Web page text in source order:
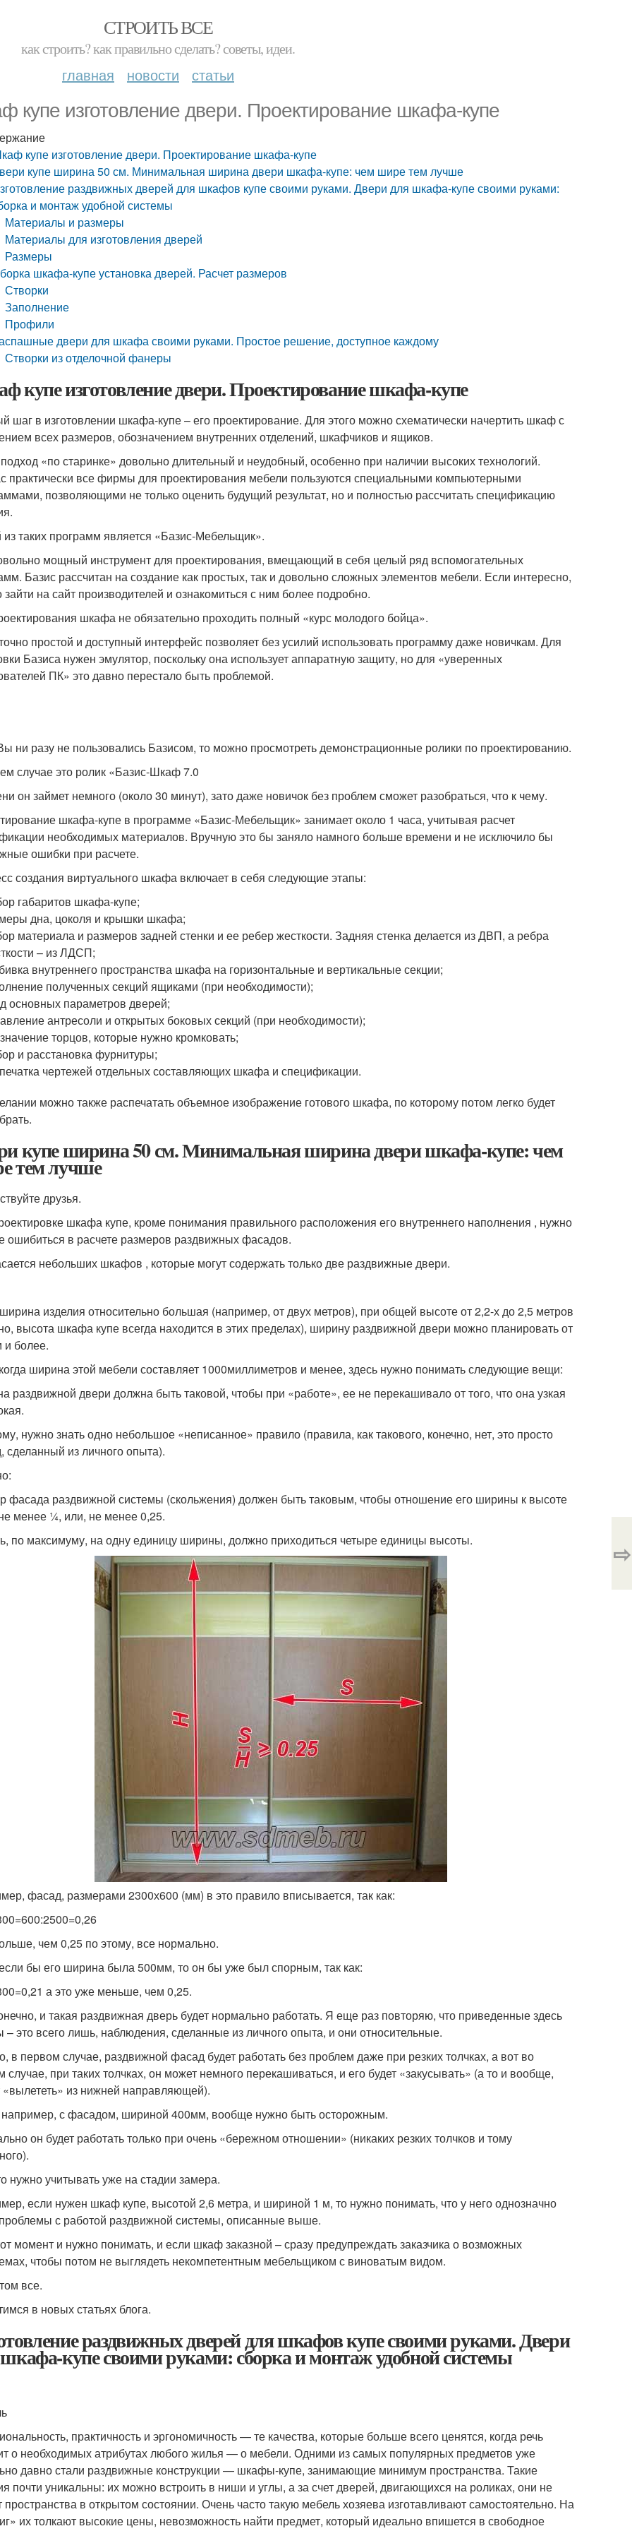
СТРОИТЬ ВСЕ
как строить? как правильно сделать? советы, идеи.
главная новости статьи
купе изготовление двери. Проектирование шкафа-купе
купе изготовление двери. Проектирование шкафа-купе
купе ширина 50 см. Минимальная ширина двери шкафа-купе: чем шире тем лучше
раздвижных дверей для шкафов купе своими руками. Двери для шкафа-купе своими руками:
и монтаж удобной системы
Материалы и размеры
Материалы для изготовления дверей
Размеры
шкафа-купе установка дверей. Расчет размеров
Створки
Заполнение
Профили
двери для шкафа своими руками. Простое решение, доступное каждому
Створки из отделочной фанеры
купе изготовление двери. Проектирование шкафа-купе
шаг в изготовлении шкафа-купе – его проектирование. Для этого можно схематически начертить шкаф с
всех размеров, обозначением внутренних отделений, шкафчиков и ящиков.
«по старинке» довольно длительный и неудобный, особенно при наличии высоких технологий.
практически все фирмы для проектирования мебели пользуются специальными компьютерными
позволяющими не только оценить будущий результат, но и полностью рассчитать спецификацию
таких программ является «Базис-Мебельщик».
мощный инструмент для проектирования, вмещающий в себя целый ряд вспомогательных
Базис рассчитан на создание как простых, так и довольно сложных элементов мебели. Если интересно,
на сайт производителей и ознакомиться с ним более подробно.
шкафа не обязательно проходить полный «курс молодого бойца».
простой и доступный интерфейс позволяет без усилий использовать программу даже новичкам. Для
Базиса нужен эмулятор, поскольку она использует аппаратную защиту, но для «уверенных
ПК» это давно перестало быть проблемой.
ни разу не пользовались Базисом, то можно просмотреть демонстрационные ролики по проектированию.
случае это ролик «Базис-Шкаф 7.0
он займет немного (около 30 минут), зато даже новичок без проблем сможет разобраться, что к чему.
шкафа-купе в программе «Базис-Мебельщик» занимает около 1 часа, учитывая расчет
необходимых материалов. Вручную это бы заняло намного больше времени и не исключило бы
ошибки при расчете.
создания виртуального шкафа включает в себя следующие этапы:
габаритов шкафа-купе;
дна, цоколя и крышки шкафа;
материала и размеров задней стенки и ее ребер жесткости. Задняя стенка делается из ДВП, а ребра
– из ЛДСП;
внутреннего пространства шкафа на горизонтальные и вертикальные секции;
полученных секций ящиками (при необходимости);
основных параметров дверей;
антресоли и открытых боковых секций (при необходимости);
торцов, которые нужно кромковать;
и расстановка фурнитуры;
чертежей отдельных составляющих шкафа и спецификации.
можно также распечатать объемное изображение готового шкафа, по которому потом легко будет
купе ширина 50 см. Минимальная ширина двери шкафа-купе: чем
тем лучше
друзья.
шкафа купе, кроме понимания правильного расположения его внутреннего наполнения , нужно
ошибиться в расчете размеров раздвижных фасадов.
небольших шкафов , которые могут содержать только две раздвижные двери.
изделия относительно большая (например, от двух метров), при общей высоте от 2,2-х до 2,5 метров
высота шкафа купе всегда находится в этих пределах), ширину раздвижной двери можно планировать от
более.
ширина этой мебели составляет 1000миллиметров и менее, здесь нужно понимать следующие вещи:
раздвижной двери должна быть таковой, чтобы при «работе», ее не перекашивало от того, что она узкая
нужно знать одно небольшое «неписанное» правило (правила, как такового, конечно, нет, это просто
сделанный из личного опыта).
фасада раздвижной системы (скольжения) должен быть таковым, чтобы отношение его ширины к высоте
менее ¼, или, не менее 0,25.
по максимуму, на одну единицу ширины, должно приходиться четыре единицы высоты.
фасад, размерами 2300х600 (мм) в это правило вписывается, так как:
чем 0,25 по этому, все нормально.
бы его ширина была 500мм, то он бы уже был спорным, так как:
а это уже меньше, чем 0,25.
и такая раздвижная дверь будет нормально работать. Я еще раз повторяю, что приведенные здесь
это всего лишь, наблюдения, сделанные из личного опыта, и они относительные.
в первом случае, раздвижной фасад будет работать без проблем даже при резких толчках, а вот во
случае, при таких толчках, он может немного перекашиваться, и его будет «закусывать» (а то и вообще,
из нижней направляющей).
с фасадом, шириной 400мм, вообще нужно быть осторожным.
он будет работать только при очень «бережном отношении» (никаких резких толчков и тому
нужно учитывать уже на стадии замера.
если нужен шкаф купе, высотой 2,6 метра, и шириной 1 м, то нужно понимать, что у него однозначно
с работой раздвижной системы, описанные выше.
момент и нужно понимать, и если шкаф заказной – сразу предупреждать заказчика о возможных
чтобы потом не выглядеть некомпетентным мебельщиком с виноватым видом.
все.
в новых статьях блога.
раздвижных дверей для шкафов купе своими руками. Двери
купе своими руками: сборка и монтаж удобной системы
практичность и эргономичность — те качества, которые больше всего ценятся, когда речь
о необходимых атрибутах любого жилья — о мебели. Одними из самых популярных предметов уже
давно стали раздвижные конструкции — шкафы-купе, занимающие минимум пространства. Такие
почти уникальны: их можно встроить в ниши и углы, а за счет дверей, двигающихся на роликах, они не
пространства в открытом состоянии. Очень часто такую мебель хозяева изготавливают самостоятельно. На
их толкают высокие цены, невозможность найти предмет, который идеально впишется в свободное
⇨